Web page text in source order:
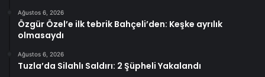
Ağustos 6, 2026
Özgür Özel’e ilk tebrik Bahçeli’den: Keşke ayrılık
olmasaydı
Ağustos 6, 2026
Tuzla’da Silahlı Saldırı: 2 Şüpheli Yakalandı